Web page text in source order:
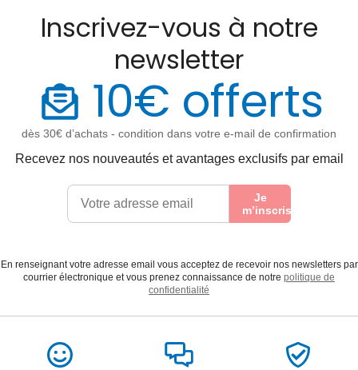
Inscrivez-vous à notre
newsletter
10€ offerts
dès 30€ d’achats - condition dans votre e-mail de confirmation
Recevez nos nouveautés et avantages exclusifs par email
Je
m’inscris
En renseignant votre adresse email vous acceptez de recevoir nos newsletters par
courrier électronique et vous prenez connaissance de notre politique de
confidentialité